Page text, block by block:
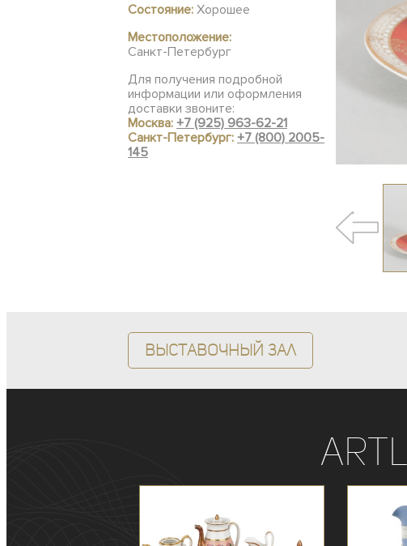
Состояние: Хорошее
Местоположение:
Санкт-Петербург
Для получения подробной
информации или оформления
доставки звоните:
Москва: +7 (925) 963-62-21
Санкт-Петербург: +7 (800) 2005-
145
Выставочный зал